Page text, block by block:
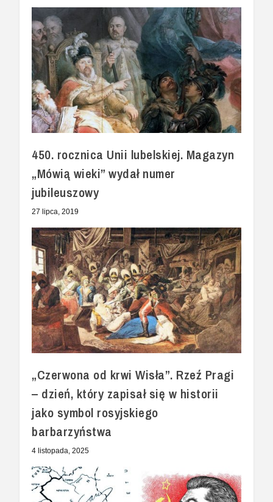
450. rocznica Unii lubelskiej. Magazyn
„Mówią wieki” wydał numer
jubileuszowy
27 lipca, 2019
„Czerwona od krwi Wisła”. Rzeź Pragi
– dzień, który zapisał się w historii
jako symbol rosyjskiego
barbarzyństwa
4 listopada, 2025